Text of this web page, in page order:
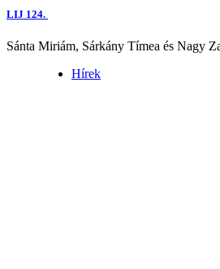
LIJ 124.
Sánta Miriám, Sárkány Tímea és Nagy
Hírek